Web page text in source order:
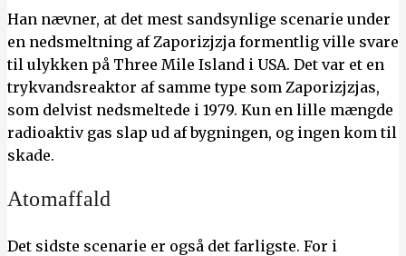
Han nævner, at det mest sandsynlige scenarie under
en nedsmeltning af Zaporizjzja formentlig ville svare
til ulykken på Three Mile Island i USA. Det var et en
trykvandsreaktor af samme type som Zaporizjzjas,
som delvist nedsmeltede i 1979. Kun en lille mængde
radioaktiv gas slap ud af bygningen, og ingen kom til
skade.
Atomaffald
Det sidste scenarie er også det farligste. For i